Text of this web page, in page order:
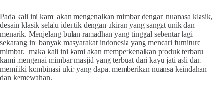
Pada kali ini kami akan mengenalkan mimbar dengan nuanasa klasik,
desain klasik selalu identik dengan ukiran yang sangat unik dan
menarik. Menjelang bulan ramadhan yang tinggal sebentar lagi
sekarang ini banyak masyarakat indonesia yang mencari furniture
mimbar. maka kali ini kami akan memperkenalkan produk terbaru
kami mengenai mimbar masjid yang terbuat dari kayu jati asli dan
memiliki kombinasi ukir yang dapat memberikan nuansa keindahan
dan kemewahan.